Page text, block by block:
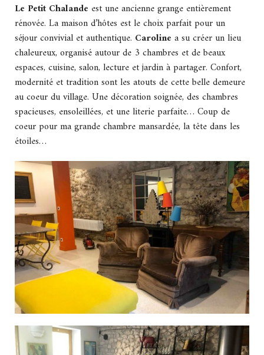
Le Petit Chalande est une ancienne grange entièrement
rénovée. La maison d’hôtes est le choix parfait pour un
séjour convivial et authentique. Caroline a su créer un lieu
chaleureux, organisé autour de 3 chambres et de beaux
espaces, cuisine, salon, lecture et jardin à partager. Confort,
modernité et tradition sont les atouts de cette belle demeure
au coeur du village. Une décoration soignée, des chambres
spacieuses, ensoleillées, et une literie parfaite… Coup de
coeur pour ma grande chambre mansardée, la tête dans les
étoiles…